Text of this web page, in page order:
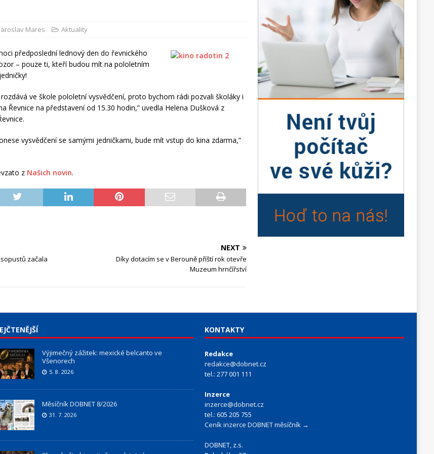
Jaroslav Mares Aktuality
předposlední lednový den do řevnického
– pouze ti, kteří budou mít na pololetním
rozdává ve škole pololetní vysvědčení, proto bychom rádi pozvali školáky i
Řevnice na představení od 15.30 hodin,” uvedla Helena Dušková z
vysvědčení se samými jedničkami, bude mít vstup do kina zdarma,”
z Našich novin.
začala
NEXT
Díky dotacím se v Berouně příští rok otevře
Muzeum hrnčířství
Výjimečný zážitek: mexické belcanto ve
Všenorech
5. 8. 2026
Měsíčník DOBNET 8/2026
31. 7. 2026
KONTAKTY
Redakce
redakce@dobnet.cz
tel.: 277 001 111
Inzerce
inzerce@dobnet.cz
tel.: 605 205 755
Ceník inzerce DOBNET měsíčník →
DOBNET, z.s.